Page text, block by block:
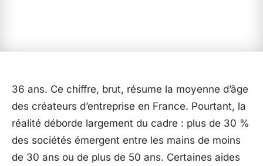
36 ans. Ce chiffre, brut, résume la moyenne d’âge
des créateurs d’entreprise en France. Pourtant, la
réalité déborde largement du cadre : plus de 30 %
des sociétés émergent entre les mains de moins
de 30 ans ou de plus de 50 ans. Certaines aides